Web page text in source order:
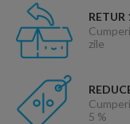
RETUR
zile
5 %